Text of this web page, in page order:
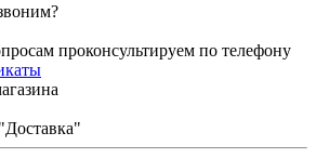
проконсультируем по телефону